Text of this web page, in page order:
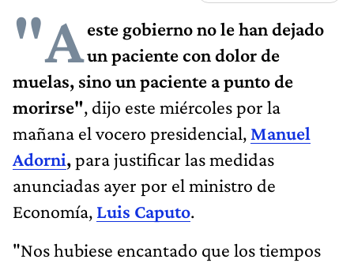
"Aeste gobierno no le han dejado
un paciente con dolor de
muelas, sino un paciente a punto de
morirse", dijo este miércoles por la
mañana el vocero presidencial, Manuel
Adorni,para justificar las medidas
anunciadas ayer por el ministro de
Economía, Luis Caputo.
"Nos hubiese encantado que los tiempos